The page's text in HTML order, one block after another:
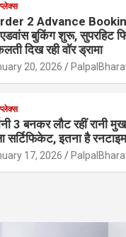
2 Advance Booking
बुकिंग शुरू, सुपरहिट
दिख रही वॉर ड्रामा
20, 2026
3 बनकर लौट रहीं रानी
सर्टिफिकेट, इतना है रनटाइम
17, 2026